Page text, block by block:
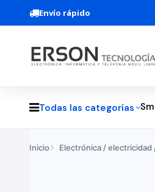
Envío rápido
Todas las categorías
Inicio Electrónica / electricidad